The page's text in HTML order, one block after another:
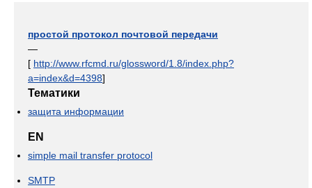
простой протокол почтовой передачи
—
[ http://www.rfcmd.ru/glossword/1.8/index.php?
a=index&d=4398]
Тематики
защита информации
EN
simple mail transfer protocol
SMTP